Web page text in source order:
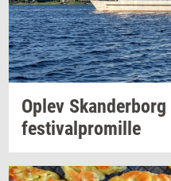
Oplev Skan­der­borg
festi­val­pro­mil­le